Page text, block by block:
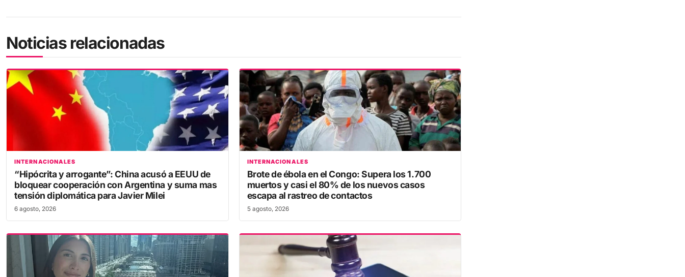
Noticias relacionadas
“Hipócrita y arrogante”: China acusó a EEUU de
bloquear cooperación con Argentina y suma mas
tensión diplomática para Javier Milei
6 agosto, 2026
Brote de ébola en el Congo: Supera los 1.700
muertos y casi el 80% de los nuevos casos
escapa al rastreo de contactos
5 agosto, 2026